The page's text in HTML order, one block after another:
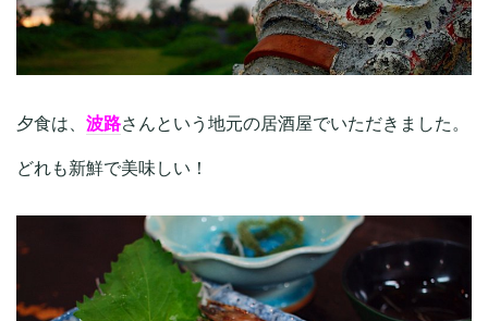
夕食は、 波路さんという地元の居酒屋でいただきました。
どれも新鮮で美味しい！